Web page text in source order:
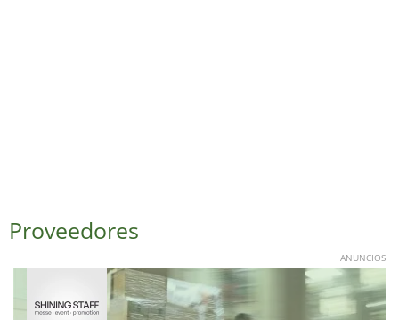
Proveedores
ANUNCIOS